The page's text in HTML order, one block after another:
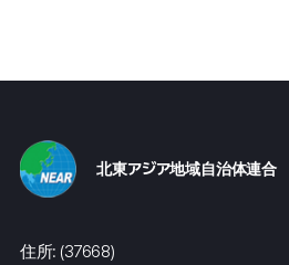
北東アジア地域自治体連合
住所: (37668)